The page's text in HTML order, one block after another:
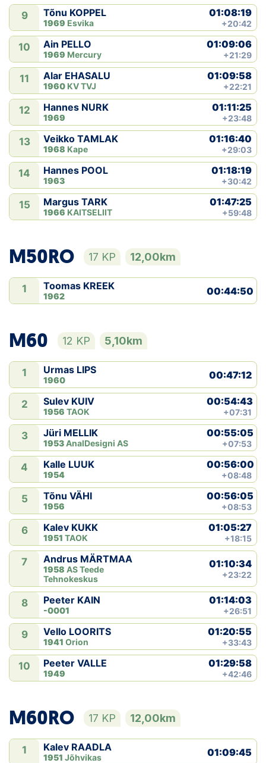
9 Tõnu KOPPEL
1969 Esvika
01:08:19
+20:42
10 Ain PELLO
1969 Mercury
01:09:06
+21:29
11 Alar EHASALU
1960 KV TVJ
01:09:58
+22:21
12 Hannes NURK
1969
01:11:25
+23:48
13 Veikko TAMLAK
1968 Kape
01:16:40
+29:03
14 Hannes POOL
1963
01:18:19
+30:42
15 Margus TARK
1966 KAITSELIIT
01:47:25
+59:48
M50RO 17 KP 12,00km
1 Toomas KREEK
1962 00:44:50
M60 12 KP 5,10km
1 Urmas LIPS
1960 00:47:12
2 Sulev KUIV
1956 TAOK
00:54:43
+07:31
3 Jüri MELLIK
1953AnalDesigni AS
00:55:05
+07:53
4 Kalle LUUK
1954
00:56:00
+08:48
5 Tõnu VÄHI
1956
00:56:05
+08:53
6 Kalev KUKK
1951 TAOK
01:05:27
+18:15
7 Andrus MÄRTMAA
1958 AS Teede
Tehnokeskus
01:10:34
+23:22
8 Peeter KAIN
-0001
01:14:03
+26:51
9 Vello LOORITS
1941 Orion
01:20:55
+33:43
10 Peeter VALLE
1949
01:29:58
+42:46
M60RO 17 KP 12,00km
1 Kalev RAADLA
1951 Jõhvikas 01:09:45